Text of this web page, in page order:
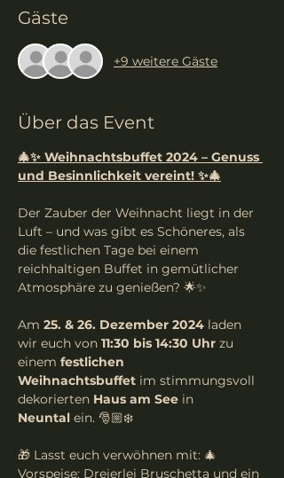
Gäste
+9 weitere Gäste
Über das Event
🎄✨ Weihnachtsbuffet 2024 – Genuss
und Besinnlichkeit vereint! ✨🎄
Der Zauber der Weihnacht liegt in der
Luft – und was gibt es Schöneres, als
die festlichen Tage bei einem
reichhaltigen Buffet in gemütlicher
Atmosphäre zu genießen? 🌟✨
Am 25. & 26. Dezember 2024 laden
wir euch von 11:30 bis 14:30 Uhr zu
einem festlichen
Weihnachtsbuffet im stimmungsvoll
dekorierten Haus am See in
Neuntal ein. 🎅🏼❄️
🎁 Lasst euch verwöhnen mit: 🎄
Vorspeise: Dreierlei Bruschetta und ein